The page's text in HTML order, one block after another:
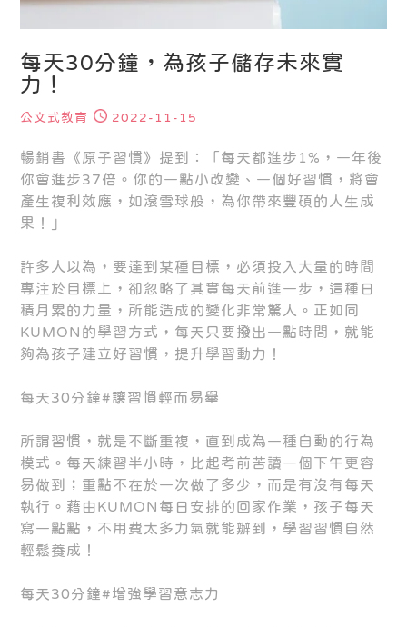
每天30分鐘，為孩子儲存未來實
力！
公文式教育 2022-11-15
暢銷書《原子習慣》提到：「每天都進步1%，一年後
你會進步37倍。你的一點小改變、一個好習慣，將會
產生複利效應，如滾雪球般，為你帶來豐碩的人生成
果！」
許多人以為，要達到某種目標，必須投入大量的時間
專注於目標上，卻忽略了其實每天前進一步，這種日
積月累的力量，所能造成的變化非常驚人。正如同
KUMON的學習方式，每天只要撥出一點時間，就能
夠為孩子建立好習慣，提升學習動力！
每天30分鐘#讓習慣輕而易舉
所謂習慣，就是不斷重複，直到成為一種自動的行為
模式。每天練習半小時，比起考前苦讀一個下午更容
易做到；重點不在於一次做了多少，而是有沒有每天
執行。藉由KUMON每日安排的回家作業，孩子每天
寫一點點，不用費太多力氣就能辦到，學習習慣自然
輕鬆養成！
每天30分鐘#增強學習意志力